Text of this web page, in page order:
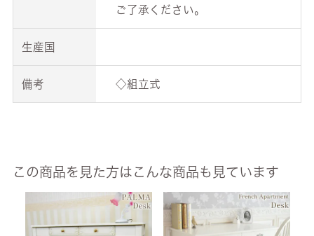
ご了承ください。
生産国
備考 ◇組立式
この商品を見た方はこんな商品も見ています